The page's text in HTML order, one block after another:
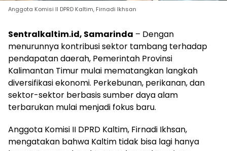
Anggota Komisi II DPRD Kaltim, Firnadi Ikhsan
Sentralkaltim.id, Samarinda – Dengan
menurunnya kontribusi sektor tambang terhadap
pendapatan daerah, Pemerintah Provinsi
Kalimantan Timur mulai mematangkan langkah
diversifikasi ekonomi. Perkebunan, perikanan, dan
sektor-sektor berbasis sumber daya alam
terbarukan mulai menjadi fokus baru.
Anggota Komisi II DPRD Kaltim, Firnadi Ikhsan,
mengatakan bahwa Kaltim tidak bisa lagi hanya